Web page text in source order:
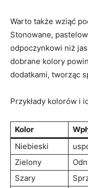
Warto także wziąć
Stonowane,
odpoczynkowi niż
dobrane kolory
dodatkami, tworząc
Przykłady kolorów i
Kolor
Niebieski
Zielony
Szary